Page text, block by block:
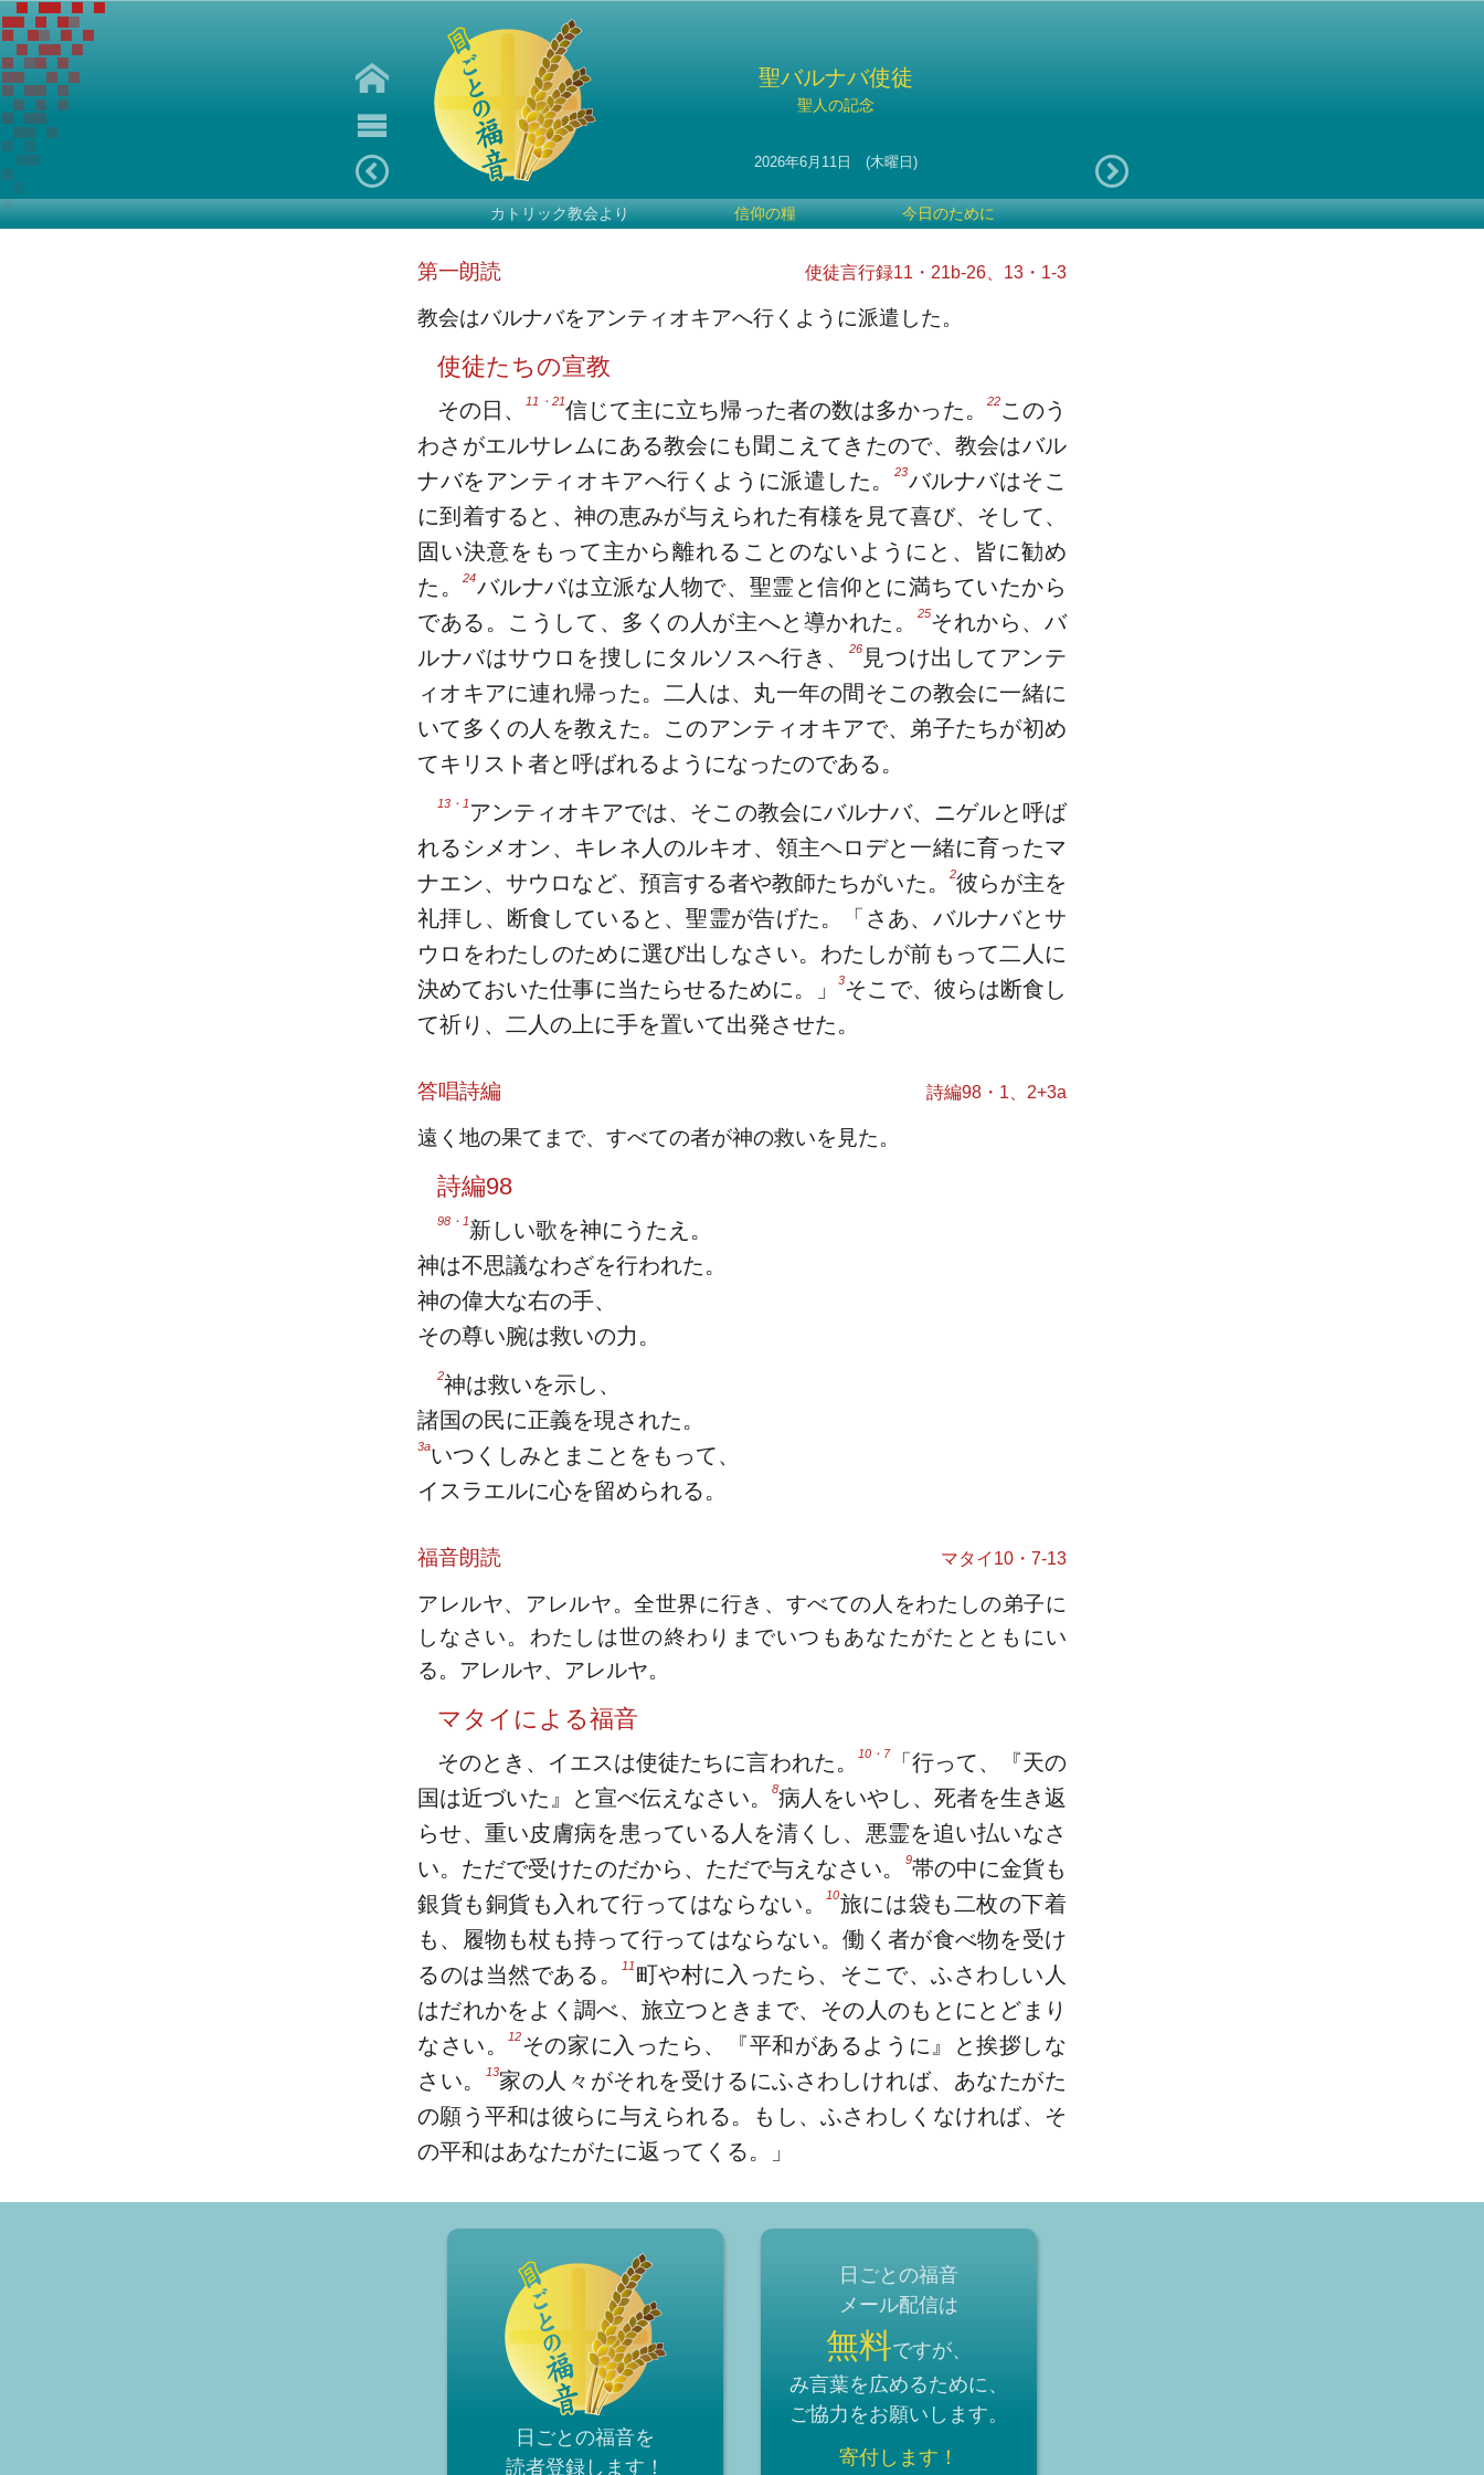
聖バルナバ使徒
聖人の記念
2026年6月11日 (木曜日)
カトリック教会より 信仰の糧 今日のために
第一朗読 使徒言行録11・21b-26、13・1-3
教会はバルナバをアンティオキアへ行くように派遣した。
使徒たちの宣教
その日、11・21信じて主に立ち帰った者の数は多かった。 22このう
わさがエルサレムにある教会にも聞こえてきたので、教会はバル
ナバをアンティオキアへ行くように派遣した。
23バルナバはそこ
に到着すると、神の恵みが与えられた有様を見て喜び、そして、
固い決意をもって主から離れることのないようにと、皆に勧め
た。24バルナバは立派な人物で、聖霊と信仰とに満ちていたから
である。こうして、多くの人が主へと導かれた。
25それから、バ
ルナバはサウロを捜しにタルソスへ行き、
26見つけ出してアンテ
ィオキアに連れ帰った。二人は、丸一年の間そこの教会に一緒に
いて多くの人を教えた。このアンティオキアで、弟子たちが初め
てキリスト者と呼ばれるようになったのである。
13・1 アンティオキアでは、そこの教会にバルナバ、ニゲルと呼ば
れるシメオン、キレネ人のルキオ、領主ヘロデと一緒に育ったマ
ナエン、サウロなど、預言する者や教師たちがいた。
2彼らが主を
礼拝し、断食していると、聖霊が告げた。「さあ、バルナバとサ
ウロをわたしのために選び出しなさい。わたしが前もって二人に
決めておいた仕事に当たらせるために。」3そこで、彼らは断食し
て祈り、二人の上に手を置いて出発させた。
答唱詩編 詩編98・1、2+3a
遠く地の果てまで、すべての者が神の救いを見た。
詩編98
98・1新しい歌を神にうたえ。
神は不思議なわざを行われた。
神の偉大な右の手、
その尊い腕は救いの力。
2神は救いを示し、
諸国の民に正義を現された。
3aいつくしみとまことをもって、
イスラエルに心を留められる。
福音朗読 マタイ10・7-13
アレルヤ、アレルヤ。全世界に行き、すべての人をわたしの弟子に
しなさい。わたしは世の終わりまでいつもあなたがたとともにい
る。アレルヤ、アレルヤ。
マタイによる福音
そのとき、イエスは使徒たちに言われた。 10・7
「行って、『天の
国は近づいた』と宣べ伝えなさい。8病人をいやし、死者を生き返
らせ、重い皮膚病を患っている人を清くし、悪霊を追い払いなさ
い。ただで受けたのだから、ただで与えなさい。
9帯の中に金貨も
銀貨も銅貨も入れて行ってはならない。10旅には袋も二枚の下着
も、履物も杖も持って行ってはならない。働く者が食べ物を受け
るのは当然である。11 町や村に入ったら、そこで、ふさわしい人
はだれかをよく調べ、旅立つときまで、その人のもとにとどまり
なさい。12その家に入ったら、『平和があるように』と挨拶しな
さい。
13家の人々がそれを受けるにふさわしければ、あなたがた
の願う平和は彼らに与えられる。もし、ふさわしくなければ、そ
の平和はあなたがたに返ってくる。」
日ごとの福音を
読者登録 します！
日ごとの福音
メール配信は
無料ですが、
み言葉を広めるために、
ご協力をお願いします。
寄付します！